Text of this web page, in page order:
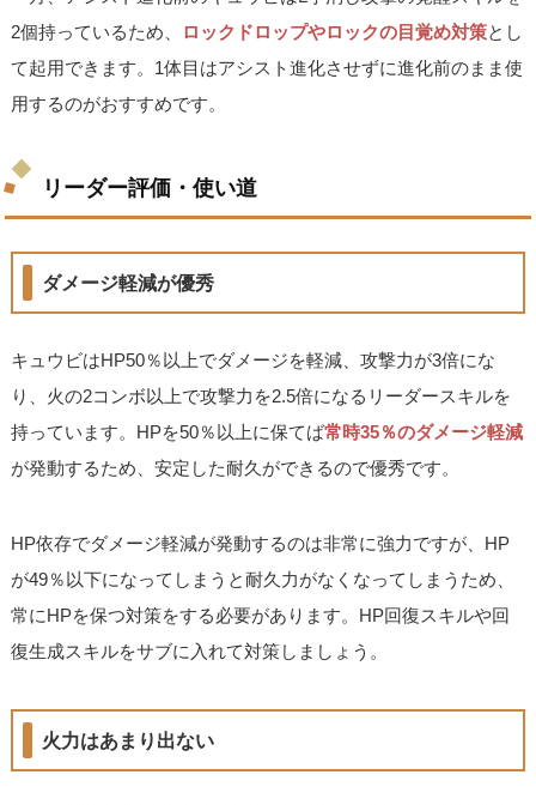
2個持っているため、 ロックドロップやロックの目覚め対策とし
て起用できます。1体目はアシスト進化させずに進化前のまま使
用するのがおすすめです。
リーダー評価・使い道
ダメージ軽減が優秀
キュウビはHP50％以上でダメージを軽減、攻撃力が3倍にな
り、火の2コンボ以上で攻撃力を2.5倍になるリーダースキルを
持っています。HPを50％以上に保てば常時35％のダメージ軽減
が発動するため、安定した耐久ができるので優秀です。
HP依存でダメージ軽減が発動するのは非常に強力ですが、HP
が49％以下になってしまうと耐久力がなくなってしまうため、
常にHPを保つ対策をする必要があります。HP回復スキルや回
復生成スキルをサブに入れて対策しましょう。
火力はあまり出ない